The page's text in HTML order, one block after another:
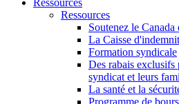
Ressources
Soutenez le
La Caisse
Formation syndicale
Des rabais exclusifs
syndicat et leurs
La santé et la
Programme de